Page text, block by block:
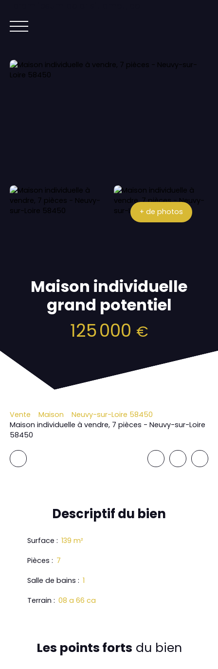
ACCUEIL ACHETER IMMOBILIER NEUF
+ de photos
Maison individuelle
grand potentiel
125 000 €
Vente Maison
Neuvy-sur-Loire 58450
Maison individuelle à vendre, 7 pièces - Neuvy-sur-Loire
58450
Descriptifdu bien
Surface : 139 m²
Pièces : 7
Salle de bains : 1
Terrain : 08 a 66 ca
Les points forts du bien